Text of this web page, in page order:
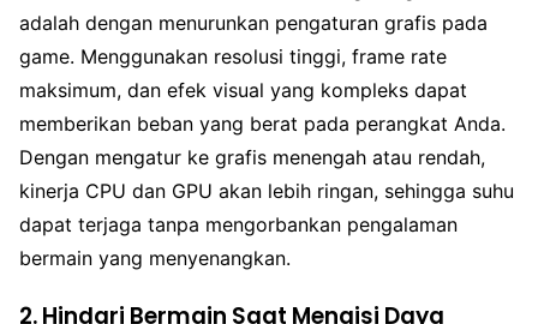
adalah dengan menurunkan pengaturan grafis pada
game. Menggunakan resolusi tinggi, frame rate
maksimum, dan efek visual yang kompleks dapat
memberikan beban yang berat pada perangkat Anda.
Dengan mengatur ke grafis menengah atau rendah,
kinerja CPU dan GPU akan lebih ringan, sehingga suhu
dapat terjaga tanpa mengorbankan pengalaman
bermain yang menyenangkan.
2. Hindari Bermain Saat Mengisi Daya